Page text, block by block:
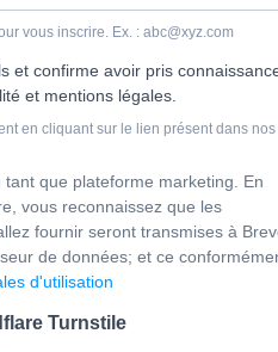
vous inscrire. Ex. : abc@xyz.com
et confirme avoir pris
et mentions légales.
en cliquant sur le lien présent dans nos
tant que plateforme marketing. En
vous reconnaissez que les
fournir seront transmises à
de données; et ce
d'utilisation
Turnstile